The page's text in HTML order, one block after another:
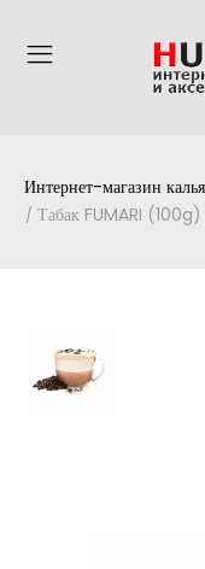
Интернет-магазин
Табак FUMARI (100g)